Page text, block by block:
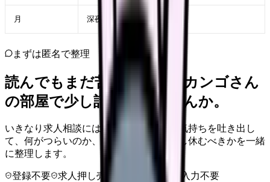
月 深夜明け・休
まずは匿名で整理
読んでもまだ苦しいなら、カンゴさん
の部屋で少し話してみませんか。
いきなり求人相談には進みません。今の気持ちを吐き出し
て、何がつらいのか、辞めるべきか、少し休むべきかを一緒
に整理します。
登録不要 求人押し売りなし
病院名は入力不要